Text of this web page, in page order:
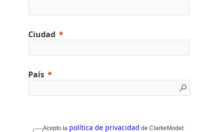
Ciudad
País
Acepto la política de privacidad de ClarkeModet